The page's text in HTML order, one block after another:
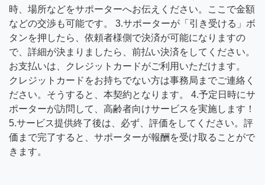
時、場所などをサポーターへお伝えください。ここで金額
などの交渉も可能です。 3.サポーターが「引き受ける」ボ
タンを押したら、依頼者様側で決済が可能になりますの
で、詳細が決まりましたら、前払い決済をしてください。
お支払いは、クレジットカードがご利用いただけます。
クレジットカードをお持ちでない方は事務局までご連絡く
ださい。そうすると、本契約となります。 4.予定日時にサ
ポーターが訪問して、高齢者向けサービスを実施します！
5.サービス提供終了後は、必ず、評価をしてください。評
価まで完了すると、サポーターが報酬を受け取ることがで
きます。